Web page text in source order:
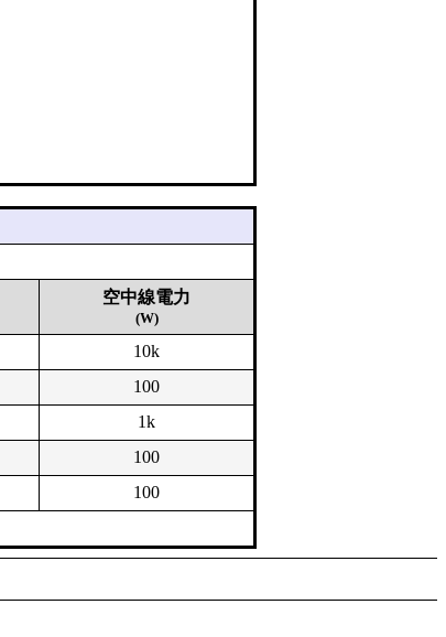
空中線電力
(W)
10k
100
1k
100
100